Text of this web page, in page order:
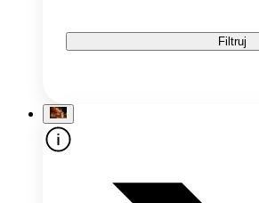
Filtruj